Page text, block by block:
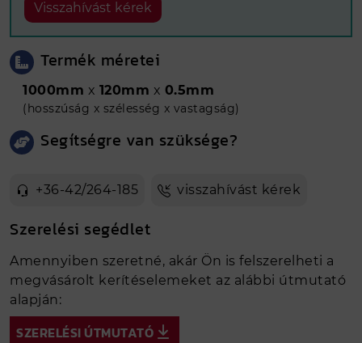
Visszahívást kérek
Termék méretei
1000mm x 120mm x 0.5mm
(hosszúság x szélesség x vastagság)
Segítségre van szüksége?
+36-42/264-185 visszahívást kérek
Szerelési segédlet
Amennyiben szeretné, akár Ön is felszerelheti a
megvásárolt kerítéselemeket az alábbi útmutató
alapján:
SZERELÉSI ÚTMUTATÓ